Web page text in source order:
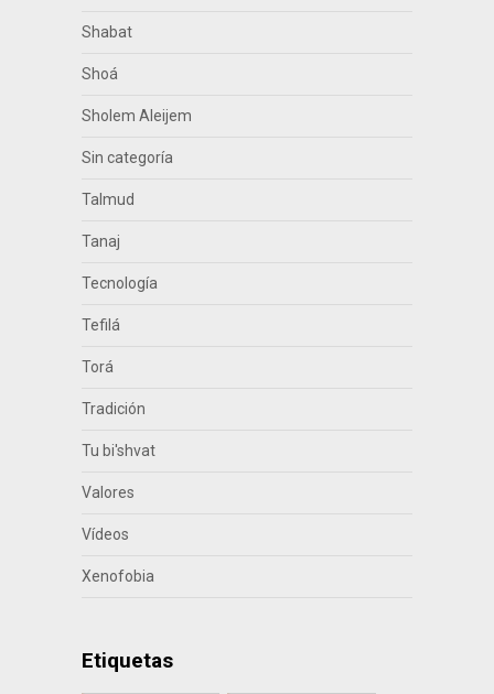
Shabat
Shoá
Sholem Aleijem
Sin categoría
Talmud
Tanaj
Tecnología
Tefilá
Torá
Tradición
Tu bi'shvat
Valores
Vídeos
Xenofobia
Etiquetas